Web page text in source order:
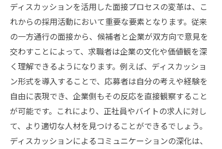
意欲あるバイト希望者を引き付ける方法
応募者ニーズに応えるディスカッションによる
採用活動の革新
ディスカッションが導く応募者満足度の向
上
応募者が求める対話型コミュニケーション
の実現
応募者のニーズ分析とそれに基づく採用戦
略
ディスカッションを活用した面接プロセスの変革は、こ
れからの採用活動において重要な要素となります。従来
の一方通行の面接から、候補者と企業が双方向で意見を
交わすことによって、求職者は企業の文化や価値観を深
く理解できるようになります。例えば、ディスカッショ
ン形式を導入することで、応募者は自分の考えや経験を
自由に表現でき、企業側もその反応を直接観察すること
が可能です。これにより、正社員やバイトの求人に対し
て、より適切な人材を見つけることができるでしょう。
ディスカッションによるコミュニケーションの深化は、